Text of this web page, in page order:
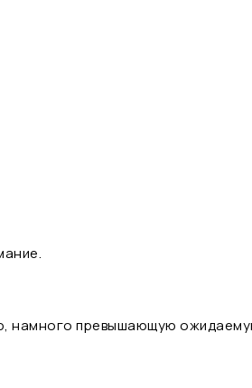
намного превышающую